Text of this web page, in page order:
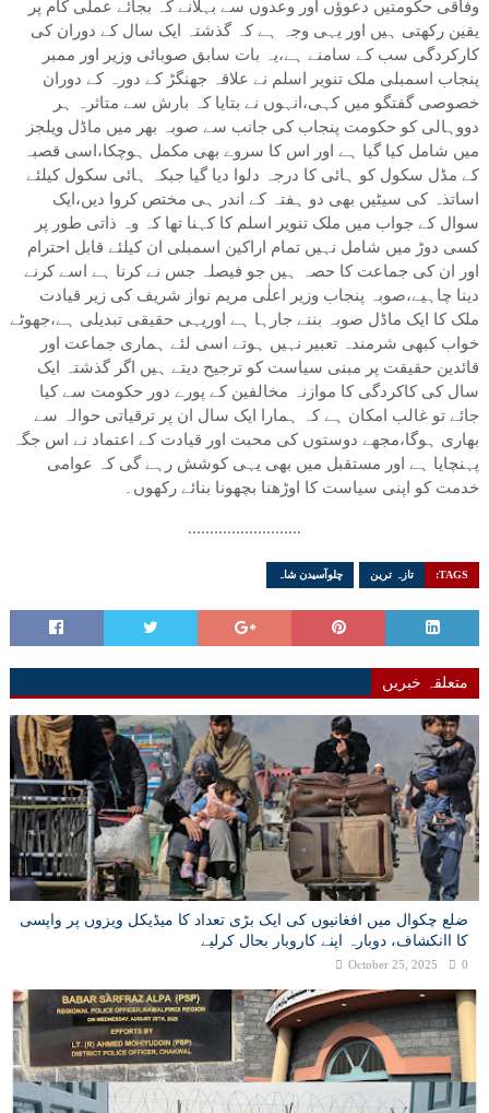
وفاقی حکومتیں دعوؤں اور وعدوں سے بہلانے کہ بجائے عملی کام پر
یقین رکھتی ہیں اور یہی وجہ ہے کہ گذشتہ ایک سال کے دوران کی
کارکردگی سب کے سامنے ہے،یہ بات سابق صوبائی وزیر اور ممبر
پنجاب اسمبلی ملک تنویر اسلم نے علاقہ جھنگڑ کے دورہ کے دوران
خصوصی گفتگو میں کہی،انہوں نے بتایا کہ بارش سے متاثرہ ہر
دووہالی کو حکومت پنجاب کی جانب سے صوبہ بھر میں ماڈل ویلجز
میں شامل کیا گیا ہے اور اس کا سروے بھی مکمل ہوچکا،اسی قصبہ
کے مڈل سکول کو ہائی کا درجہ دلوا دیا گیا جبکہ ہائی سکول کیلئے
اساتذہ کی سیٹیں بھی دو ہفتہ کے اندر ہی مختص کروا دیں،ایک
سوال کے جواب میں ملک تنویر اسلم کا کہنا تھا کہ وہ ذاتی طور پر
کسی دوڑ میں شامل نہیں تمام اراکین اسمبلی ان کیلئے قابل احترام
اور ان کی جماعت کا حصہ ہیں جو فیصلہ جس نے کرنا ہے اسے کرنے
دینا چاہیے،صوبہ پنجاب وزیر اعلٰی مریم نواز شریف کی زیر قیادت
ملک کا ایک ماڈل صوبہ بننے جارہا ہے اوریہی حقیقی تبدیلی ہے،جھوٹے
خواب کبھی شرمندہ تعبیر نہیں ہوتے اسی لئے ہماری جماعت اور
قائدین حقیقت پر مبنی سیاست کو ترجیح دیتے ہیں اگر گذشتہ ایک
سال کی کاکردگی کا موازنہ مخالفین کے پورے دور حکومت سے کیا
جائے تو غالب امکان ہے کہ ہمارا ایک سال ان پر ترقیاتی حوالہ سے
بھاری ہوگا،مجھے دوستوں کی محبت اور قیادت کے اعتماد نے اس جگہ
پہنچایا ہے اور مستقبل میں بھی یہی کوشش رہے گی کہ عوامی
خدمت کو اپنی سیاست کا اوڑھنا بچھونا بنائے رکھوں۔
..........................
TAGS: تازہ ترین چلوآسیدن شاہ
متعلقہ خبریں
ضلع چکوال میں افغانیوں کی ایک بڑی تعداد کا میڈیکل ویزوں پر واپسی
کا اانکشاف، دوبارہ اپنے کاروبار بحال کرلیے
October 25, 2025 0